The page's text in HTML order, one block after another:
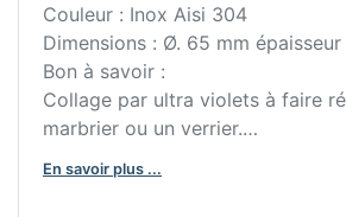
Couleur : Inox Aisi 304
Dimensions : Ø. 65 mm épaisseur
Bon à savoir :
Collage par ultra violets à faire
marbrier ou un verrier.
Système de fixation de pieds 60
un plateau en verre ou en marbre.
En savoir plus ...